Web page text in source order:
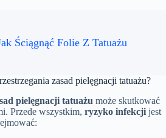
Ściągnąć Folie Z Tatuażu
zasad pielęgnacji tatuażu?
pielęgnacji tatuażu może skutkować
Przede wszystkim, ryzyko infekcji jest